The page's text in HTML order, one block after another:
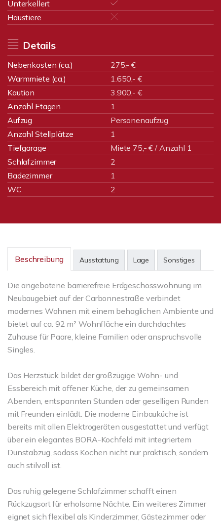
Unterkellert
Haustiere
Details
Nebenkosten (ca.)
275,- €
Warmmiete (ca.)
1.650,- €
Kaution
3.900,- €
Anzahl Etagen
1
Aufzug
Personenaufzug
Anzahl Stellplätze
1
Tiefgarage
Miete 75,- € / Anzahl 1
Schlafzimmer
2
Badezimmer
1
WC
2
Beschreibung Ausstattung Lage Sonstiges
Die angebotene barrierefreie Erdgeschosswohnung im
Neubaugebiet auf der Carbonnestraße verbindet
modernes Wohnen mit einem behaglichen Ambiente und
bietet auf ca. 92 m² Wohnfläche ein durchdachtes
Zuhause für Paare, kleine Familien oder anspruchsvolle
Singles.
Das Herzstück bildet der großzügige Wohn- und
Essbereich mit offener Küche, der zu gemeinsamen
Abenden, entspannten Stunden oder geselligen Runden
mit Freunden einlädt. Die moderne Einbauküche ist
bereits mit allen Elektrogeräten ausgestattet und verfügt
über ein elegantes BORA-Kochfeld mit integriertem
Dunstabzug, sodass Kochen nicht nur praktisch, sondern
auch stilvoll ist.
Das ruhig gelegene Schlafzimmer schafft einen
Rückzugsort für erholsame Nächte. Ein weiteres Zimmer
eignet sich flexibel als Kinderzimmer, Gästezimmer oder